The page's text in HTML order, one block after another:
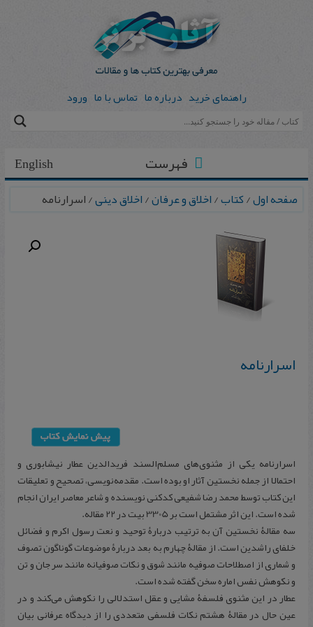
راهنمای خرید درباره ما تماس با ما ورود
English فهرست
صفحه اول/کتاب/اخلاق و عرفان/اخلاق دینی/ اسرارنامه
اسرارنامه
اسرارنامه یکی از مثنوی‌های مسلم‌السند فریدالدین عطار نیشابوری و
احتمالا از جمله نخستین آثار او بوده است. مقدمه‌نویسی، تصحیح و تعلیقات
این کتاب توسط محمد رضا شفیعی کدکنی نویسنده و شاعر معاصر ایران انجام
شده است. این اثر مشتمل است بر 3305 بیت در 22 مقاله.
سه مقالۀ نخستین آن به ترتیب دربارۀ توحید و نعت رسول اکرم و فضائل
خلفای راشدین است. از مقالۀ چهارم به بعد دربارۀ موضوعات گوناگون تصوف
و شماری از اصطلاحات صوفیه مانند شوق و نکات صوفیانه مانند سر جان و تن
و نکوهش نفس اماره سخن گفته شده است.
عطار در این مثنوی فلسفۀ مشایی و عقل استدلالی را نکوهش می‌کند و در
عین حال در مقالۀ هشتم نکات فلسفی متعددی را از دیدگاه عرفانی بیان